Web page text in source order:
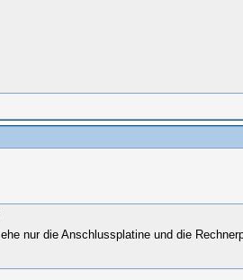
nur die Anschlussplatine und die